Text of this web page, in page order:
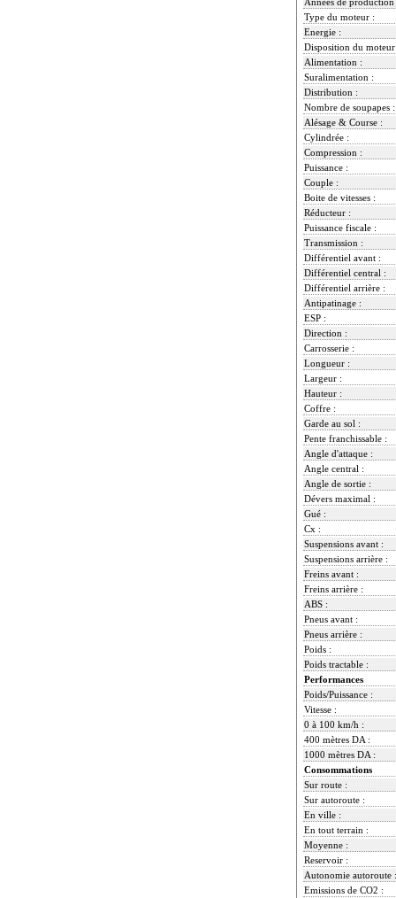
Type du moteur :
Energie :
Disposition du
Alimentation :
Suralimentation :
Distribution :
Nombre de soupapes :
Alésage & Course :
Cylindrée :
Compression :
Puissance :
Couple :
Boite de vitesses :
Réducteur :
Puissance fiscale :
Transmission :
Différentiel avant :
Différentiel central :
Différentiel arrière :
Antipatinage :
ESP :
Direction :
Carrosserie :
Longueur :
Largeur :
Hauteur :
Coffre :
Garde au sol :
Pente franchissable :
Angle d'attaque :
Angle central :
Angle de sortie :
Dévers maximal :
Gué :
Cx :
Suspensions avant :
Suspensions arrière :
Freins avant :
Freins arrière :
ABS :
Pneus avant :
Pneus arrière :
Poids :
Poids tractable :
Performances
Poids/Puissance :
Vitesse :
0 à 100 km/h :
400 mètres DA :
1000 mètres DA :
Consommations
Sur route :
Sur autoroute :
En ville :
En tout terrain :
Moyenne :
Reservoir :
Autonomie autoroute :
Emissions de CO2 :